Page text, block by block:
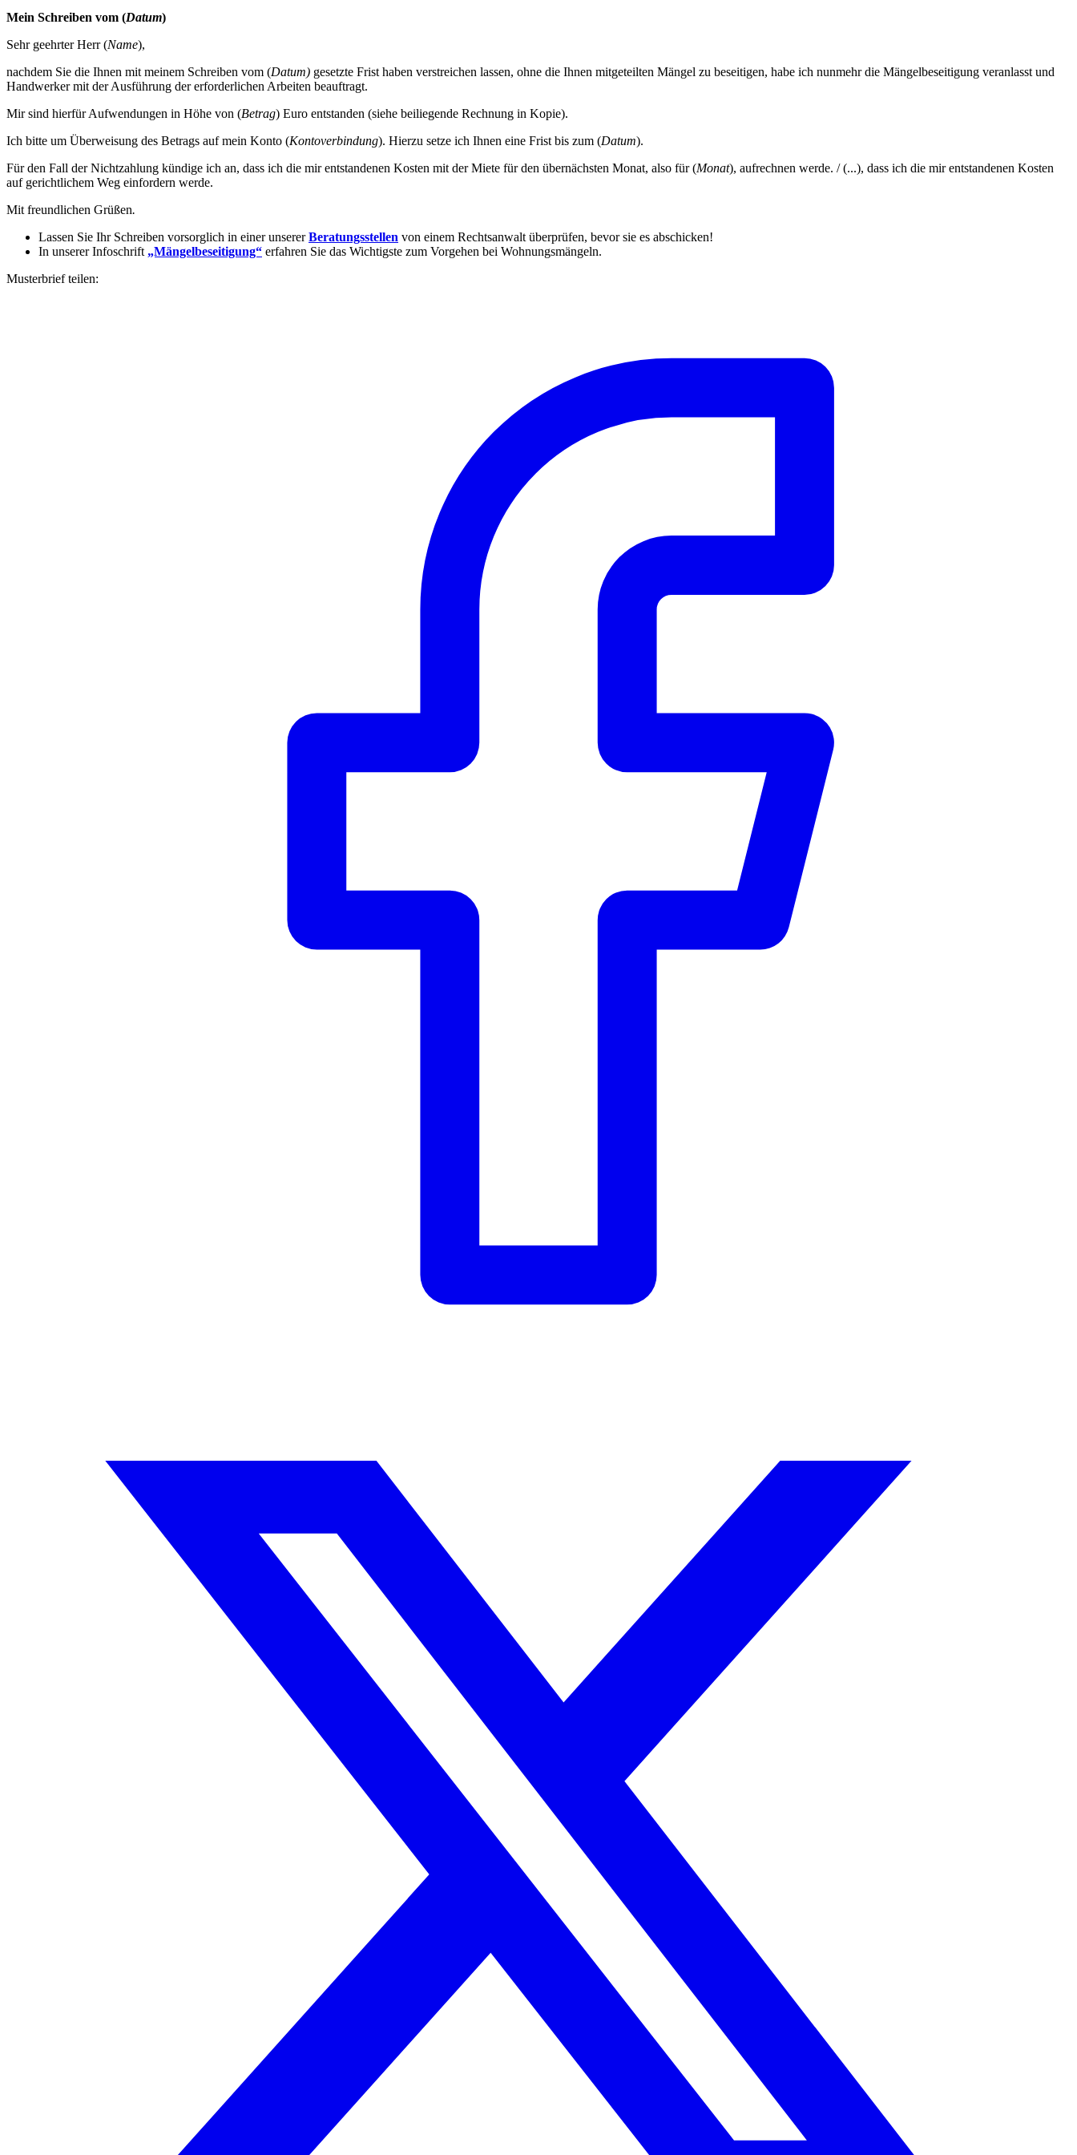
Mein Schreiben vom (Datum)
Sehr geehrter Herr (Name),
nachdem Sie die Ihnen mit meinem Schreiben vom (Datum) gesetzte Frist haben verstreichen lassen, ohne die Ihnen mitgeteilten Mängel zu beseitigen, habe ich nunmehr die Mängelbeseitigung veranlasst und
Handwerker mit der Ausführung der erforderlichen Arbeiten beauftragt.
Mir sind hierfür Aufwendungen in Höhe von (Betrag) Euro entstanden (siehe beiliegende Rechnung in Kopie).
Ich bitte um Überweisung des Betrags auf mein Konto (Kontoverbindung). Hierzu setze ich Ihnen eine Frist bis zum (Datum).
Für den Fall der Nichtzahlung kündige ich an, dass ich die mir entstandenen Kosten mit der Miete für den übernächsten Monat, also für (Monat), aufrechnen werde. / (...), dass ich die mir entstandenen Kosten
auf gerichtlichem Weg einfordern werde.
Mit freundlichen Grüßen.
Lassen Sie Ihr Schreiben vorsorglich in einer unsererBeratungsstellen von einem Rechtsanwalt überprüfen, bevor sie es abschicken!
In unserer Infoschrift „Mängelbeseitigung“ erfahren Sie das Wichtigste zum Vorgehen bei Wohnungsmängeln.
Musterbrief teilen: